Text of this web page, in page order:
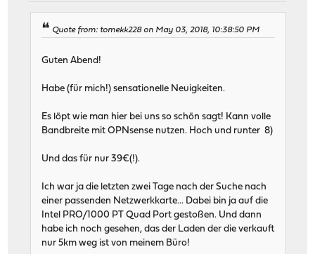
Quote from: tomekk228 on May 03, 2018, 10:38:50 PM
Guten Abend!
Habe (für mich!) sensationelle Neuigkeiten.
Es löpt wie man hier bei uns so schön sagt! Kann volle
Bandbreite mit OPNsense nutzen. Hoch und runter 8)
Und das für nur 39€(!).
Ich war ja die letzten zwei Tage nach der Suche nach
einer passenden Netzwerkkarte... Dabei bin ja auf die
Intel PRO/1000 PT Quad Port gestoßen. Und dann
habe ich noch gesehen, das der Laden der die verkauft
nur 5km weg ist von meinem Büro!